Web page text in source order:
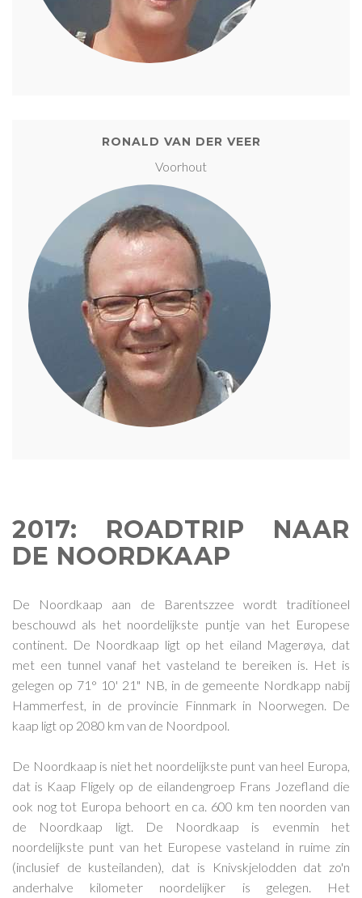
RONALD VAN DER VEER
Voorhout
2017: ROADTRIP NAAR
DE NOORDKAAP
De Noordkaap aan de Barentszzee wordt traditioneel
beschouwd als het noordelijkste puntje van het Europese
continent. De Noordkaap ligt op het eiland Magerøya, dat
met een tunnel vanaf het vasteland te bereiken is. Het is
gelegen op 71° 10' 21" NB, in de gemeente Nordkapp nabij
Hammerfest, in de provincie Finnmark in Noorwegen. De
kaap ligt op 2080 km van de Noordpool.
De Noordkaap is niet het noordelijkste punt van heel Europa,
dat is Kaap Fligely op de eilandengroep Frans Jozefland die
ook nog tot Europa behoort en ca. 600 km ten noorden van
de Noordkaap ligt. De Noordkaap is evenmin het
noordelijkste punt van het Europese vasteland in ruime zin
(inclusief de kusteilanden), dat is Knivskjelodden dat zo'n
anderhalve kilometer noordelijker is gelegen. Het